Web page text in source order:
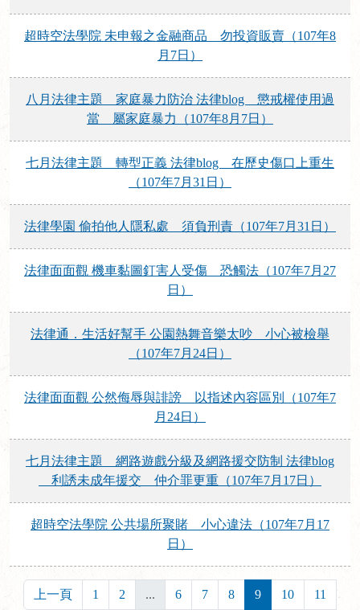
超時空法學院 未申報之金融商品 勿投資販賣（107年8
月7日）
八月法律主題 家庭暴力防治 法律blog 懲戒權使用過
當 屬家庭暴力（107年8月7日）
七月法律主題 轉型正義 法律blog 在歷史傷口上重生
（107年7月31日）
法律學園 偷拍他人隱私處 須負刑責（107年7月31日）
法律面面觀 機車黏圖釘害人受傷 恐觸法（107年7月27
日）
法律通．生活好幫手 公園熱舞音樂太吵 小心被檢舉
（107年7月24日）
法律面面觀 公然侮辱與誹謗 以指述內容區別（107年7
月24日）
七月法律主題 網路遊戲分級及網路援交防制 法律blog
利誘未成年援交 仲介罪更重（107年7月17日）
超時空法學院 公共場所聚賭 小心違法（107年7月17
日）
上一頁 1 2 ... 6 7 8 9 10 11